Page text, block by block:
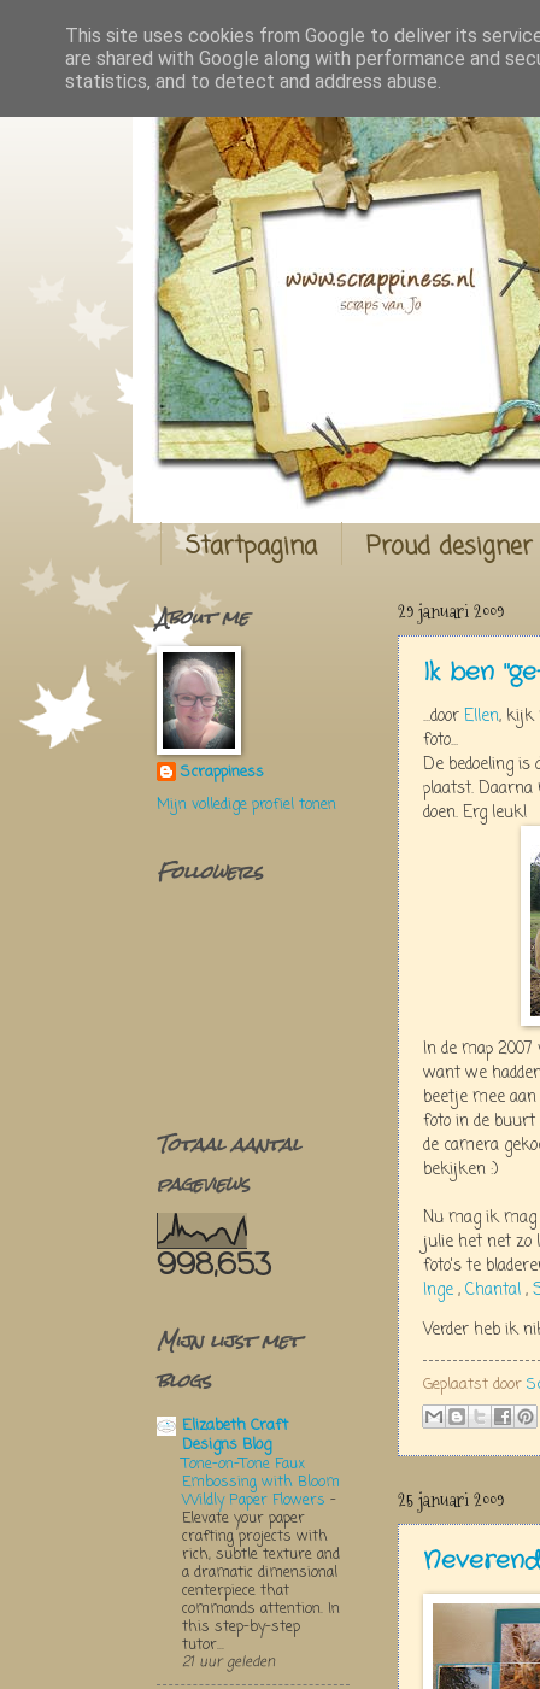
Startpagina Proud
29 januari 2009
Ik ben
...doorEllen, kijk
foto...
De bedoeling
plaatst.
doen. Erg leuk!
In de map
want we
beetje mee
foto in de
de camera
bekijken :)
Nu mag ik mag
julie het net zo
foto's te
Inge,Chantal,
Verder heb ik
Geplaatst door
25 januari 2009
About me
Scrappiness
Mijn volledige profiel tonen
Followers
Totaal aantal
pageviews
998,653
Mijn lijst met
blogs
Elizabeth Craft
Designs Blog
Tone-on-Tone Faux
Embossing with Bloom
Wildly Paper Flowers -
Elevate your paper
crafting projects with
rich, subtle texture and
a dramatic dimensional
centerpiece that
commands attention. In
this step-by-step
tutor...
21 uur geleden
This site uses cookies from Google to deliver its
are shared with Google along with performance and
statistics, and to detect and address abuse.